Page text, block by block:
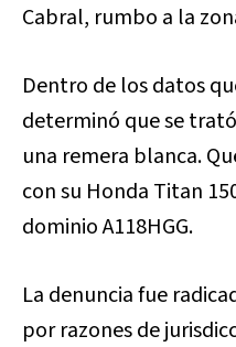
Cabral, rumbo a la
Dentro de los datos
determinó que se
una remera blanca.
con su Honda Titan
dominio A118HGG.
La denuncia fue
por razones de